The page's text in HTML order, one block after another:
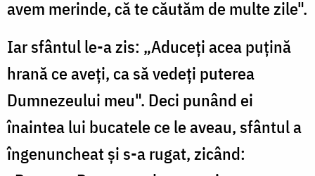
avem merinde, că te căutăm de multe zile".
Iar sfântul le-a zis: „Aduceți acea puțină
hrană ce aveți, ca să vedeți puterea
Dumnezeului meu". Deci punând ei
înaintea lui bucatele ce le aveau, sfântul a
îngenuncheat și s-a rugat, zicând: